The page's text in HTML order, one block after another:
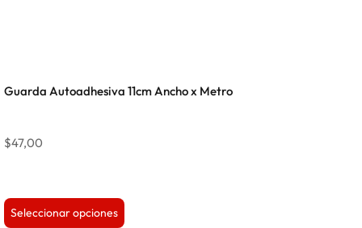
Guarda Autoadhesiva 11cm Ancho x Metro
$47,00
Seleccionar opciones